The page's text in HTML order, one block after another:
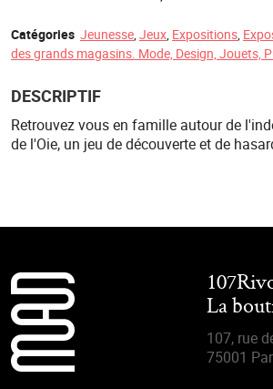
Catégories Jeunesse,Jeux, Expositions,
des grands magasins. Mode, Design, Jouets,
DESCRIPTIF
Retrouvez vous en famille autour de
de l'Oie, un jeu de découverte et de
La
107, rue
75001